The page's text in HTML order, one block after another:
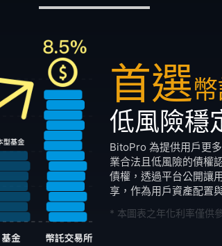
首選
低風險穩
BitoPro 為提供用戶更
業合法且低風險的債權
債權，透過平台公開讓
享，作為用戶資產配置
* 本圖表之年化利率僅供